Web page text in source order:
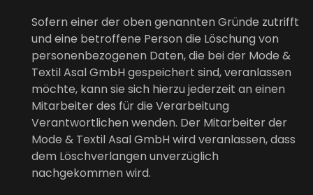
Sofern einer der oben genannten Gründe zutrifft
und eine betroffene Person die Löschung von
personenbezogenen Daten, die bei der Mode &
Textil Asal GmbH gespeichert sind, veranlassen
möchte, kann sie sich hierzu jederzeit an einen
Mitarbeiter des für die Verarbeitung
Verantwortlichen wenden. Der Mitarbeiter der
Mode & Textil Asal GmbH wird veranlassen, dass
dem Löschverlangen unverzüglich
nachgekommen wird.